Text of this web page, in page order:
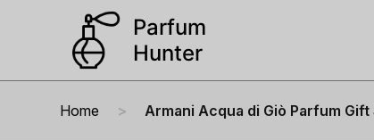
Home Armani Acqua di Giò Parfum